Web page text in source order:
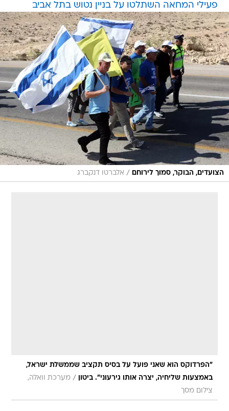
פעילי המחאה השתלטו על בניין נטוש בתל אביב
הצועדים, הבוקר, סמוך לירוחם / אלברטו דנקברג
"הפרדוקס הוא שאני פועל על בסיס תקציב שממשלת ישראל,
באמצעות שליחיה, יצרה אותו גירעוני". ביטון
/ מערכת וואלה,
צילום מסך